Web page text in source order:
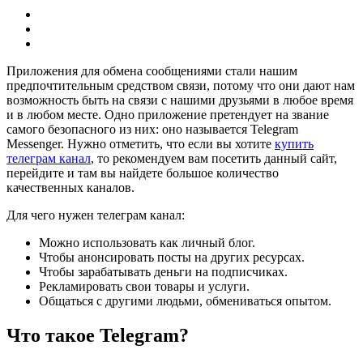
Приложения для обмена сообщениями стали нашим
предпочтительным средством связи, потому что они дают нам
возможность быть на связи с нашими друзьями в любое время
и в любом месте. Одно приложение претендует на звание
самого безопасного из них: оно называется Telegram
Messenger. Нужно отметить, что если вы хотите купить
телеграм канал, то рекомендуем вам посетить данный сайт,
перейдите и там вы найдете большое количество
качественных каналов.
Для чего нужен телеграм канал:
Можно использовать как личный блог.
Чтобы анонсировать посты на других ресурсах.
Чтобы зарабатывать деньги на подписчиках.
Рекламировать свои товары и услуги.
Общаться с другими людьми, обмениваться опытом.
Что такое Telegram?